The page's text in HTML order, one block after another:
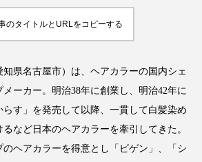
れから
都市型スパ――身近なウェルネ
2026.08.06
のタイトルとURLをコピーする
県名古屋市）は、ヘアカラーの国内シェ
ーカー。明治38年に創業し、明治42年に
す」を発売して以降、一貫して白髪染め
など日本のヘアカラーを牽引してきた。
ヘアカラーを得意とし「ビゲン」、「シ